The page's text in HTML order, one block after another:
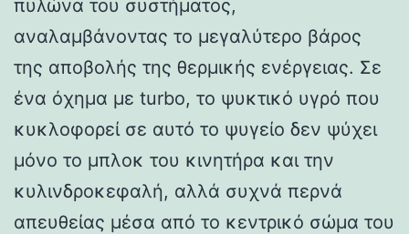
πυλώνα του συστήματος,
αναλαμβάνοντας το μεγαλύτερο βάρος
της αποβολής της θερμικής ενέργειας. Σε
ένα όχημα με turbo, το ψυκτικό υγρό που
κυκλοφορεί σε αυτό το ψυγείο δεν ψύχει
μόνο το μπλοκ του κινητήρα και την
κυλινδροκεφαλή, αλλά συχνά περνά
απευθείας μέσα από το κεντρικό σώμα του